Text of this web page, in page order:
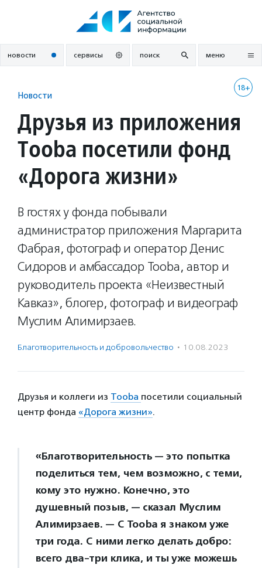
новости сервисы поиск меню
18+
Новости
Друзья из приложения
Tooba посетили фонд
«Дорога жизни»
В гостях у фонда побывали
администратор приложения Маргарита
Фабрая, фотограф и оператор Денис
Сидоров и амбассадор Tooba, автор и
руководитель проекта «Неизвестный
Кавказ», блогер, фотограф и видеограф
Муслим Алимирзаев.
Благотвори­тель­ность и доброволь­чест­во · 10.08.2023
Друзья и коллеги из Tooba посетили социальный
центр фонда «Дорога жизни».
«Благотворительность — это попытка
поделиться тем, чем возможно, с теми,
кому это нужно. Конечно, это
душевный позыв, — сказал Муслим
Алимирзаев. — С Tooba я знаком уже
три года. С ними легко делать добро:
всего два-три клика, и ты уже можешь